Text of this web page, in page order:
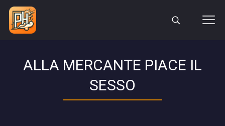
ALLA MERCANTE PIACE IL
SESSO